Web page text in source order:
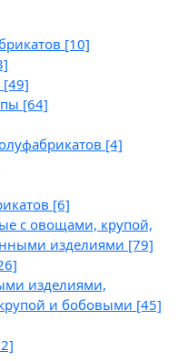
[10]
[49]
[64]
[4]
[6]
с овощами, крупой,
изделиями [79]
изделиями,
и бобовыми [45]